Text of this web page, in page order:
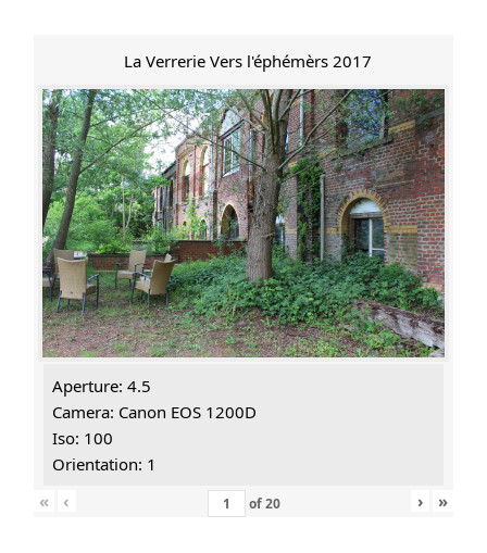
La Verrerie Vers l'éphémèrs 2017
Aperture: 4.5
Camera: Canon EOS 1200D
Iso: 100
Orientation: 1
«
‹ of20 › »